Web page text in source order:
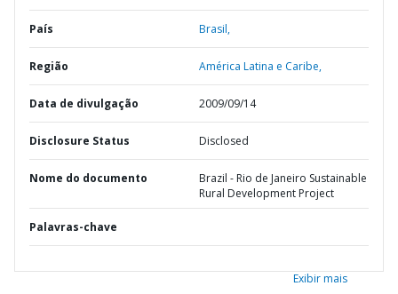
País Brasil,
Região América Latina e Caribe,
Data de divulgação 2009/09/14
Disclosure Status Disclosed
Nome do documento
Brazil - Rio de Janeiro Sustainable
Rural Development Project
Palavras-chave
Exibir mais